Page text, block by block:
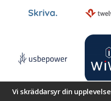
Vi skräddarsyr din upplevelse